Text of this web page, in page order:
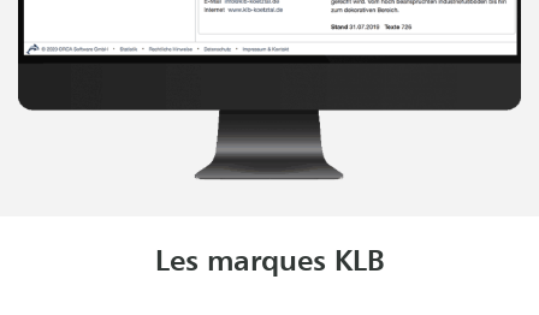
Les marques KLB